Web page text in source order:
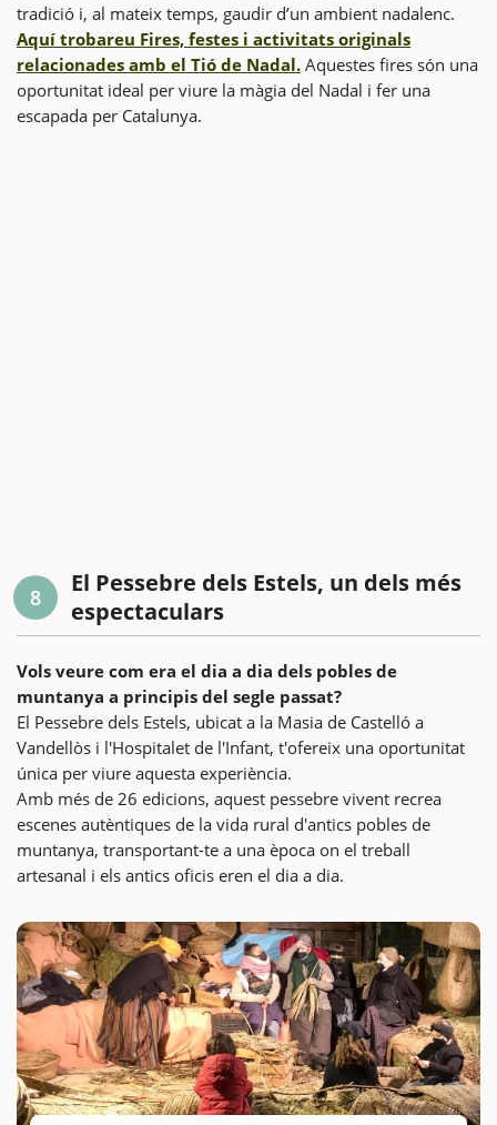
tradició i, al mateix temps, gaudir d’un ambient nadalenc.
Aquí trobareu Fires, festes i activitats originals
relacionades amb el Tió de Nadal. Aquestes fires són una
oportunitat ideal per viure la màgia del Nadal i fer una
escapada per Catalunya.
8
El Pessebre dels Estels, un dels més
espectaculars
Vols veure com era el dia a dia dels pobles de
muntanya a principis del segle passat?
El Pessebre dels Estels, ubicat a la Masia de Castelló a
Vandellòs i l'Hospitalet de l'Infant, t'ofereix una oportunitat
única per viure aquesta experiència.
Amb més de 26 edicions, aquest pessebre vivent recrea
escenes autèntiques de la vida rural d'antics pobles de
muntanya, transportant-te a una època on el treball
artesanal i els antics oficis eren el dia a dia.